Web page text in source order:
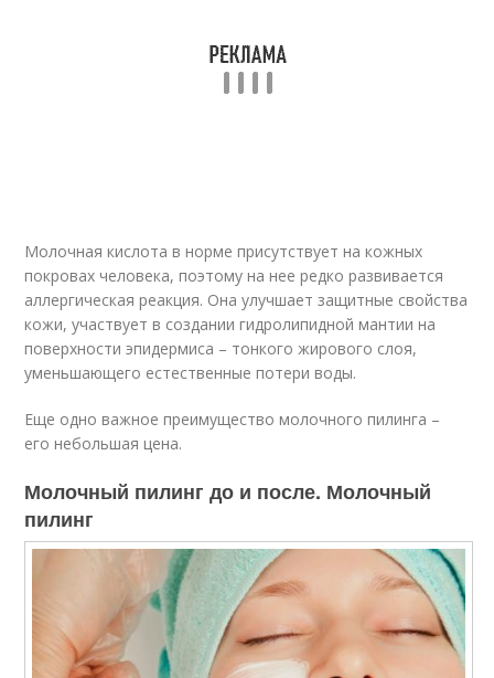
Молочная кислота в норме присутствует на кожных
покровах человека, поэтому на нее редко развивается
аллергическая реакция. Она улучшает защитные свойства
кожи, участвует в создании гидролипидной мантии на
поверхности эпидермиса – тонкого жирового слоя,
уменьшающего естественные потери воды.
Еще одно важное преимущество молочного пилинга –
его небольшая цена.
Молочный пилинг до и после. Молочный
пилинг